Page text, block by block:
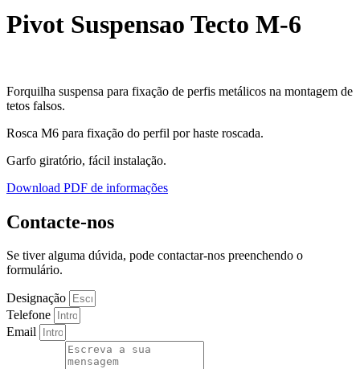
Pivot Suspensao Tecto M-6
Forquilha suspensa para fixação de perfis metálicos na montagem de
tetos falsos.
Rosca M6 para fixação do perfil por haste roscada.
Garfo giratório, fácil instalação.
Download PDF de informações
Contacte-nos
Se tiver alguma dúvida, pode contactar-nos preenchendo o
formulário.
Designação
Telefone
Email